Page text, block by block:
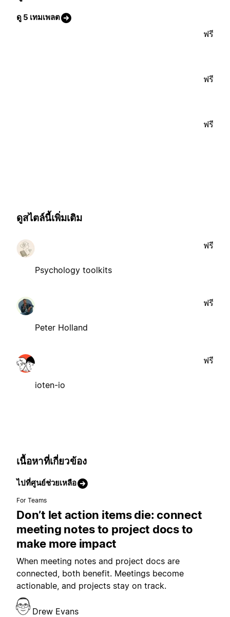
ดู 5 เทมเพลต
ฟรี
ฟรี
ฟรี
ดูสไตล์นี้เพิ่มเติม
Psychology toolkits
ฟรี
Peter Holland
ฟรี
ioten-io
ฟรี
เนื้อหาที่เกี่ยวข้อง
ไปที่ศูนย์ช่วยเหลือ
For Teams
Don’t let action items die: connect
meeting notes to project docs to
make more impact
When meeting notes and project docs are
connected, both benefit. Meetings become
actionable, and projects stay on track.
Drew Evans